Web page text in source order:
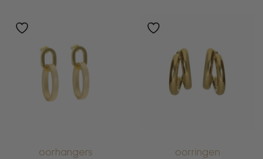
oorhangers
oorringen